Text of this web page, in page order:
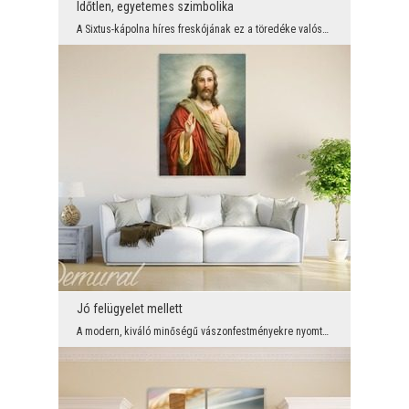
Időtlen, egyetemes szimbolika
A Sixtus-kápolna híres freskójának ez a töredéke valószínűleg a leggyakrabban használt mű, amelyn...
Jó felügyelet mellett
A modern, kiváló minőségű vászonfestményekre nyomtatott dekorációk nem csupán praktikus belső dek...